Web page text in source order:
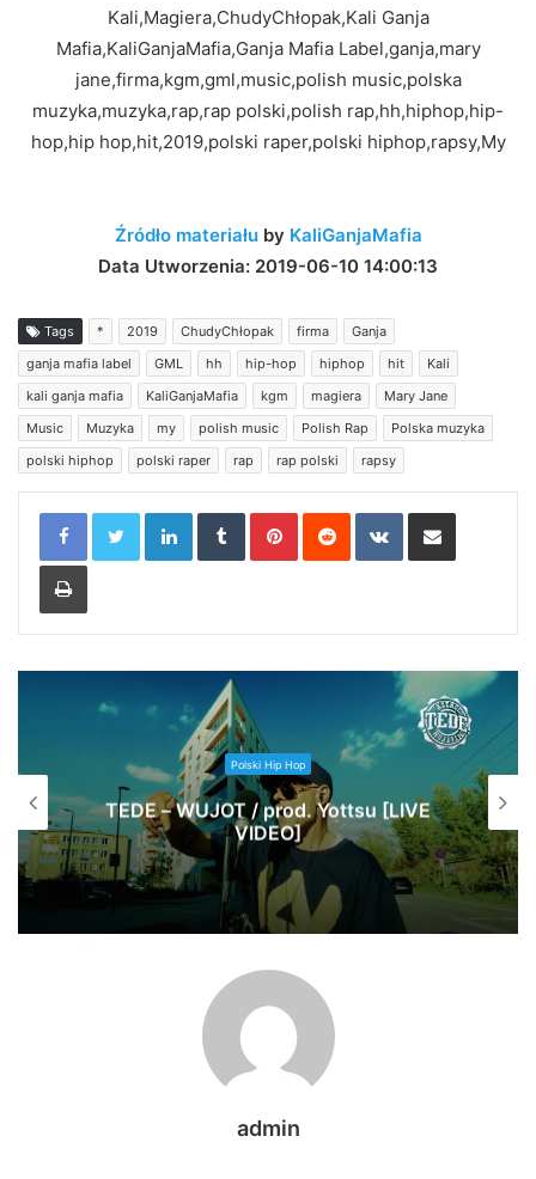
Kali,Magiera,ChudyChłopak,Kali Ganja
Mafia,KaliGanjaMafia,Ganja Mafia Label,ganja,mary
jane,firma,kgm,gml,music,polish music,polska
muzyka,muzyka,rap,rap polski,polish rap,hh,hiphop,hip-
hop,hip hop,hit,2019,polski raper,polski hiphop,rapsy,My
Źródło materiałuby KaliGanjaMafia
Data Utworzenia: 2019-06-10 14:00:13
Tags * 2019 ChudyChłopak firma
Ganja
ganja mafia label
GML hh hip-hop hiphop hit
Kali
kali ganja mafia
KaliGanjaMafia kgm magiera
Mary Jane
Music
Muzyka my polish music Polish Rap
Polska muzyka
polski hiphop
polski raper rap rap polski rapsy
LinkedInTumblrPinterestReddit VKontakteShare via Email
Print
Polski Hip Hop
TEDE – WUJOT / prod. Yottsu [LIVE
VIDEO]
admin